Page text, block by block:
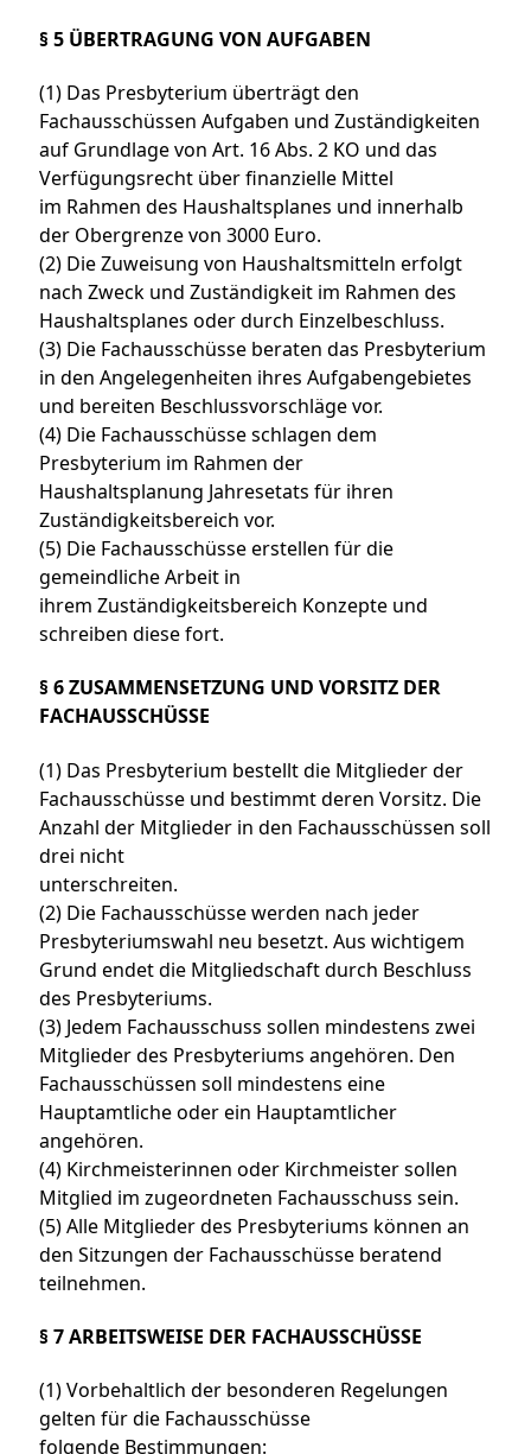
§ 5 ÜBERTRAGUNG VON AUFGABEN
(1) Das Presbyterium überträgt den
Fachausschüssen Aufgaben und Zuständigkeiten
auf Grundlage von Art. 16 Abs. 2 KO und das
Verfügungsrecht über finanzielle Mittel
im Rahmen des Haushaltsplanes und innerhalb
der Obergrenze von 3000 Euro.
(2) Die Zuweisung von Haushaltsmitteln erfolgt
nach Zweck und Zuständigkeit im Rahmen des
Haushaltsplanes oder durch Einzelbeschluss.
(3) Die Fachausschüsse beraten das Presbyterium
in den Angelegenheiten ihres Aufgabengebietes
und bereiten Beschlussvorschläge vor.
(4) Die Fachausschüsse schlagen dem
Presbyterium im Rahmen der
Haushaltsplanung Jahresetats für ihren
Zuständigkeitsbereich vor.
(5) Die Fachausschüsse erstellen für die
gemeindliche Arbeit in
ihrem Zuständigkeitsbereich Konzepte und
schreiben diese fort.
§ 6 ZUSAMMENSETZUNG UND VORSITZ DER
FACHAUSSCHÜSSE
(1) Das Presbyterium bestellt die Mitglieder der
Fachausschüsse und bestimmt deren Vorsitz. Die
Anzahl der Mitglieder in den Fachausschüssen soll
drei nicht
unterschreiten.
(2) Die Fachausschüsse werden nach jeder
Presbyteriumswahl neu besetzt. Aus wichtigem
Grund endet die Mitgliedschaft durch Beschluss
des Presbyteriums.
(3) Jedem Fachausschuss sollen mindestens zwei
Mitglieder des Presbyteriums angehören. Den
Fachausschüssen soll mindestens eine
Hauptamtliche oder ein Hauptamtlicher
angehören.
(4) Kirchmeisterinnen oder Kirchmeister sollen
Mitglied im zugeordneten Fachausschuss sein.
(5) Alle Mitglieder des Presbyteriums können an
den Sitzungen der Fachausschüsse beratend
teilnehmen.
§ 7 ARBEITSWEISE DER FACHAUSSCHÜSSE
(1) Vorbehaltlich der besonderen Regelungen
gelten für die Fachausschüsse
folgende Bestimmungen: